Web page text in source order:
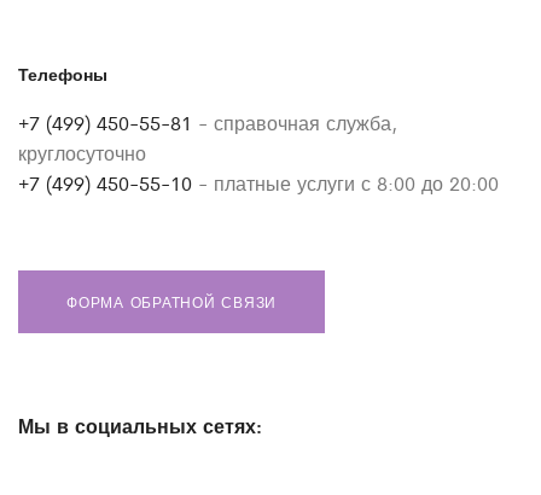
Телефоны
+7 (499) 450-55-81 - справочная служба,
круглосуточно
+7 (499) 450-55-10 - платные услуги с 8:00 до 20:00
ФОРМА ОБРАТНОЙ СВЯЗИ
Мы в социальных сетях: